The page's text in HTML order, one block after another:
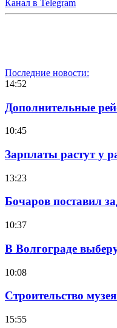
Канал в Telegram
Последние новости:
14:52
Дополнительные
10:45
Зарплаты растут у
13:23
Бочаров поставил
10:37
В Волгограде
10:08
Строительство
15:55